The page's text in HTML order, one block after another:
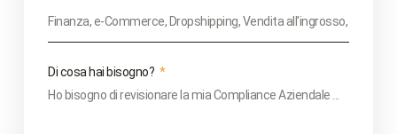
Di cosa hai bisogno?